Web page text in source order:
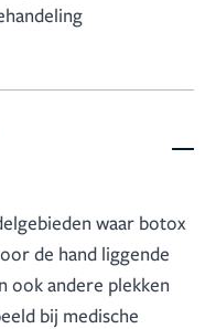
waar botox
de hand liggende
ook andere plekken
bij medische